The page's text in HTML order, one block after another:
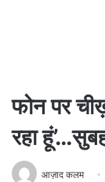
फोन पर
रहा
आज़ाद कलम